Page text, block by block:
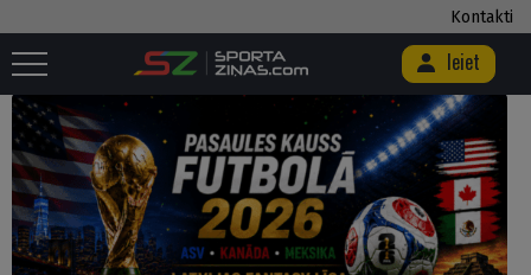
Kontakti
Ieiet
Sākums Fantasy Sports / PK prognožu konkursa 6.kārta